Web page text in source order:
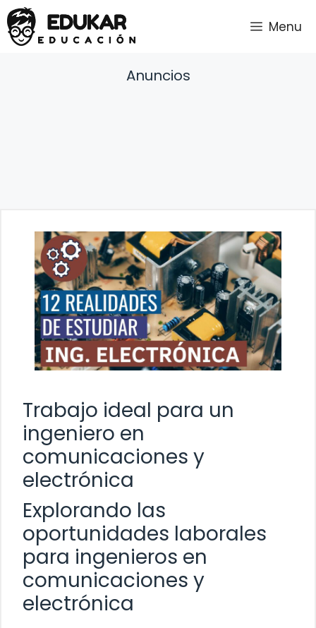
Saltar
al
contenido
Menu
Anuncios
Trabajo ideal para un
ingeniero en
comunicaciones y
electrónica
Explorando las
oportunidades laborales
para ingenieros en
comunicaciones y
electrónica